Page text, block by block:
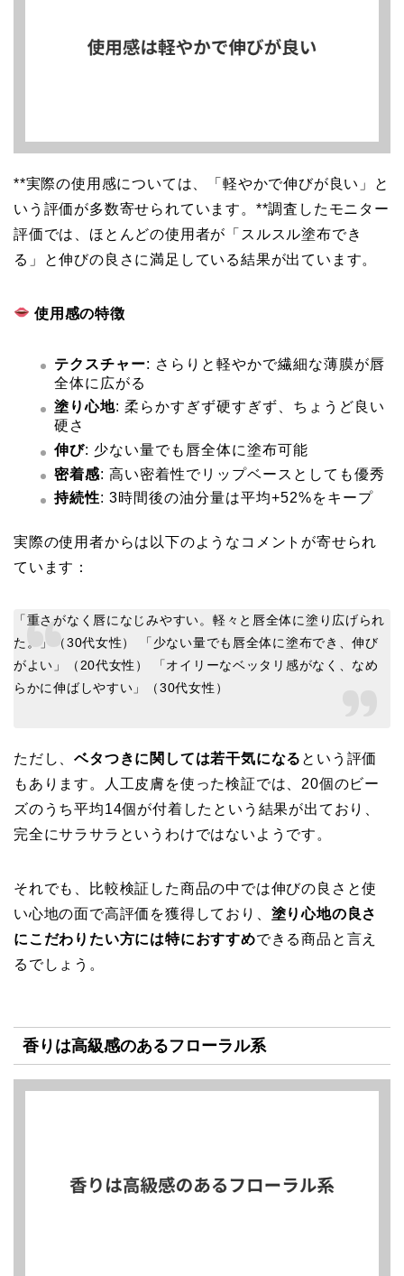
**実際の使用感については、「軽やかで伸びが良い」と
いう評価が多数寄せられています。**調査したモニター
評価では、ほとんどの使用者が「スルスル塗布でき
る」と伸びの良さに満足している結果が出ています。
使用感の特徴
テクスチャー: さらりと軽やかで繊細な薄膜が唇
全体に広がる
塗り心地: 柔らかすぎず硬すぎず、ちょうど良い
硬さ
伸び: 少ない量でも唇全体に塗布可能
密着感: 高い密着性でリップベースとしても優秀
持続性: 3時間後の油分量は平均+52%をキープ
実際の使用者からは以下のようなコメントが寄せられ
ています：
「重さがなく唇になじみやすい。軽々と唇全体に塗り広げられ
た。」（30代女性） 「少ない量でも唇全体に塗布でき、伸び
がよい」（20代女性） 「オイリーなベッタリ感がなく、なめ
らかに伸ばしやすい」（30代女性）
ただし、ベタつきに関しては若干気になる という評価
もあります。人工皮膚を使った検証では、20個のビー
ズのうち平均14個が付着したという結果が出ており、
完全にサラサラというわけではないようです。
それでも、比較検証した商品の中では伸びの良さと使
い心地の面で高評価を獲得しており、 塗り心地の良さ
にこだわりたい方には特におすすめできる商品と言え
るでしょう。
香りは高級感のあるフローラル系